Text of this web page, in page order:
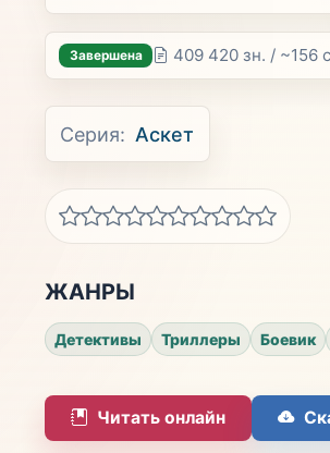
Завершена 409 420 зн. / ~156
Серия: Аскет
ЖАНРЫ
Детективы Триллеры Боевик
Читать онлайн